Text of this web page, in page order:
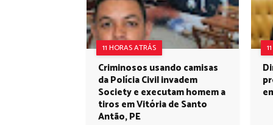
11 HORAS ATRÁS
Criminosos usando camisas
da Polícia Civil invadem
Society e executam homem a
tiros em Vitória de Santo
Antão, PE